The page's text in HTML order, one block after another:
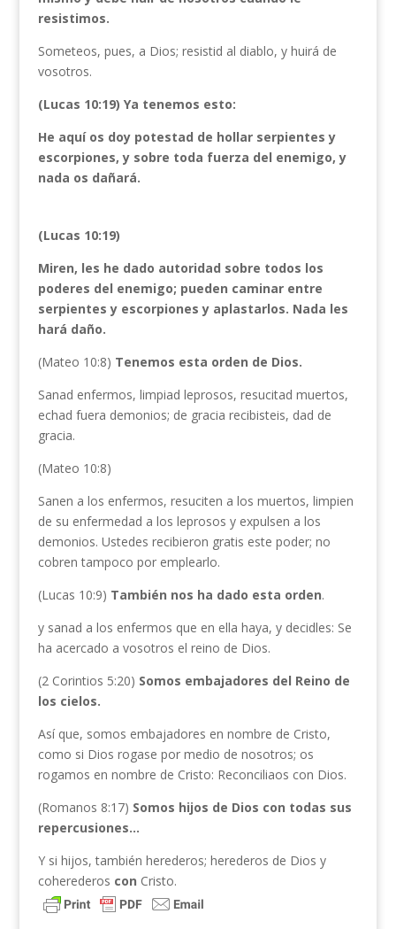
resistimos.
Someteos, pues, a Dios; resistid al diablo, y huirá de
vosotros.
(Lucas 10:19) Ya tenemos esto:
He aquí os doy potestad de hollar serpientes y
escorpiones, y sobre toda fuerza del enemigo, y
nada os dañará.
(Lucas 10:19)
Miren, les he dado autoridad sobre todos los
poderes del enemigo; pueden caminar entre
serpientes y escorpiones y aplastarlos. Nada les
hará daño.
(Mateo 10:8) Tenemos esta orden de Dios.
Sanad enfermos, limpiad leprosos, resucitad muertos,
echad fuera demonios; de gracia recibisteis, dad de
gracia.
(Mateo 10:8)
Sanen a los enfermos, resuciten a los muertos, limpien
de su enfermedad a los leprosos y expulsen a los
demonios. Ustedes recibieron gratis este poder; no
cobren tampoco por emplearlo.
(Lucas 10:9) También nos ha dado esta orden.
y sanad a los enfermos que en ella haya, y decidles: Se
ha acercado a vosotros el reino de Dios.
(2 Corintios 5:20) Somos embajadores del Reino de
los cielos.
Así que, somos embajadores en nombre de Cristo,
como si Dios rogase por medio de nosotros; os
rogamos en nombre de Cristo: Reconciliaos con Dios.
(Romanos 8:17) Somos hijos de Dios con todas sus
repercusiones…
Y si hijos, también herederos; herederos de Dios y
coherederos con Cristo.